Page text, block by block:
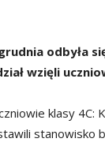
odbyła
wzięli
klasy 4C: